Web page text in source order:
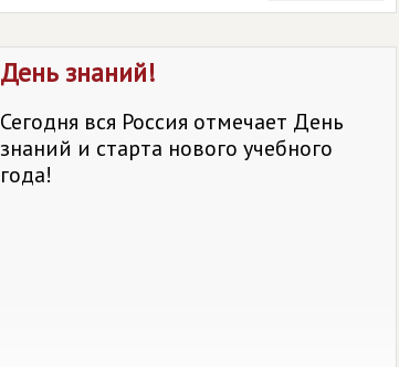
День знаний!
Сегодня вся Россия отмечает День
знаний и старта нового учебного
года!